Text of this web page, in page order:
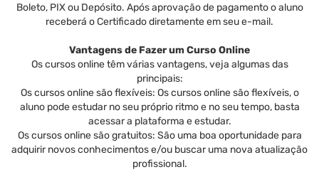
Boleto, PIX ou Depósito. Após aprovação de pagamento o aluno
receberá o Certificado diretamente em seu e-mail.
Vantagens de Fazer um Curso Online
Os cursos online têm várias vantagens, veja algumas das
principais:
Os cursos online são flexíveis: Os cursos online são flexíveis, o
aluno pode estudar no seu próprio ritmo e no seu tempo, basta
acessar a plataforma e estudar.
Os cursos online são gratuitos: São uma boa oportunidade para
adquirir novos conhecimentos e/ou buscar uma nova atualização
profissional.